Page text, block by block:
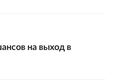
на выход в